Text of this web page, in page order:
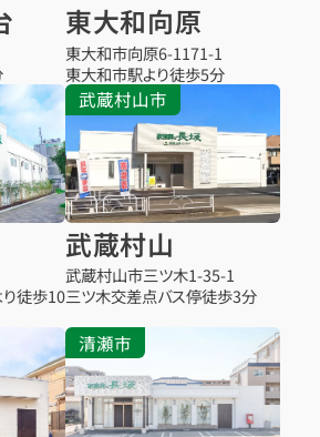
東大和向原
東大和市向原6-1171-1
東大和市駅より徒歩5分
り徒歩10
武蔵村山市
武蔵村山
武蔵村山市三ツ木1-35-1
三ツ木交差点バス停徒歩3分
清瀬市